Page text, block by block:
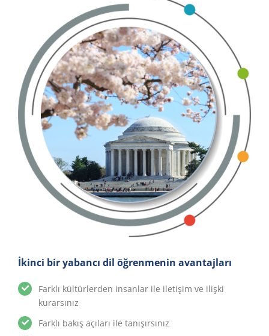
İkinci bir yabancı dil öğrenmenin avantajları
Farklı kültürlerden insanlar ile iletişim ve ilişki
kurarsınız
Farklı bakış açıları ile tanışırsınız